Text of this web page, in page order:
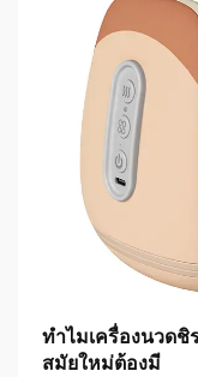
ทำไมเครื่องนวด
สมัยใหม่ต้องมี